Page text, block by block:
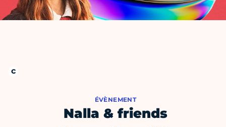
ÉVÈNEMENT
Nalla & friends